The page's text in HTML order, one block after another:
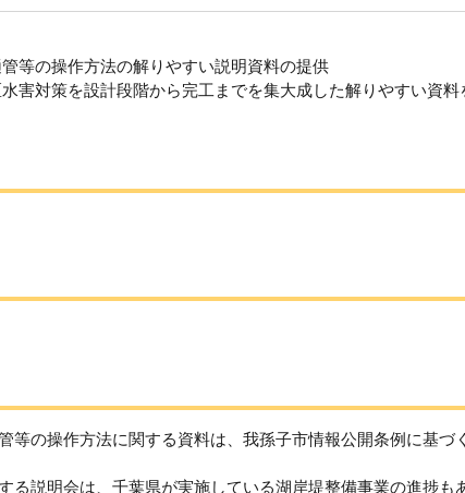
等の操作方法の解りやすい説明資料の提供
害対策を設計段階から完工までを集大成した解りやすい資料
等の操作方法に関する資料は、我孫子市情報公開条例に基づ
る説明会は、千葉県が実施している湖岸堤整備事業の進捗も